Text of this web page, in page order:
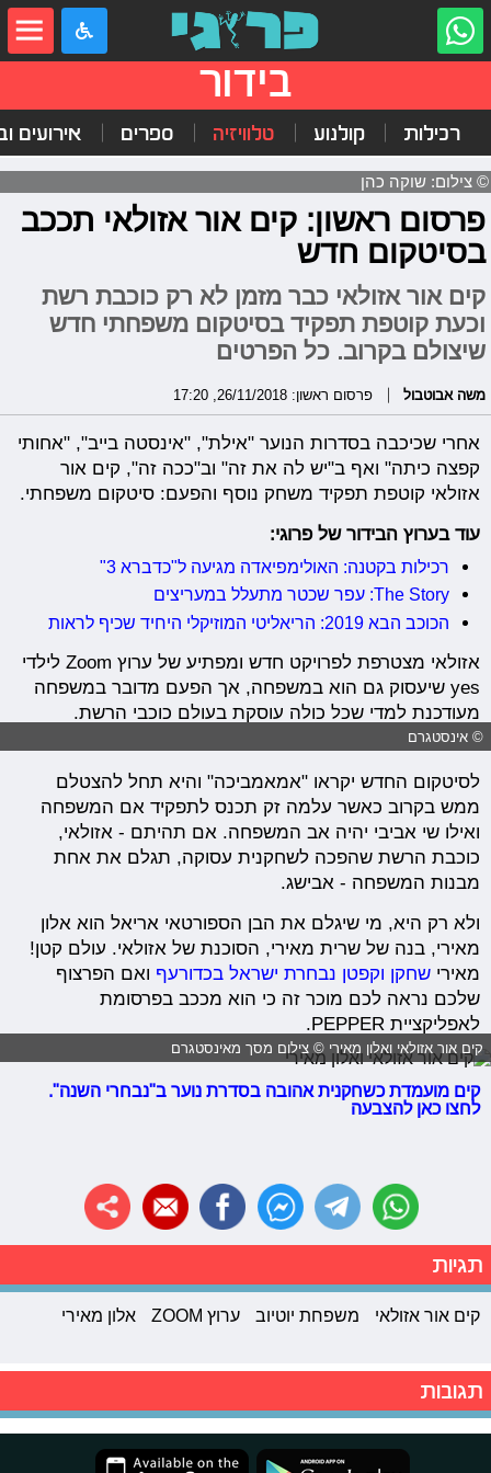
בידור
רכילות קולנוע טלוויזיה ספרים אירועים
© צילום: שוקה כהן
פרסום ראשון: קים אור אזולאי תככב
בסיטקום חדש
קים אור אזולאי כבר מזמן לא רק כוכבת רשת
וכעת קוטפת תפקיד בסיטקום משפחתי חדש
שיצולם בקרוב. כל הפרטים
משה אבוטבול פרסום ראשון: 26/11/2018, 17:20
אחרי שכיכבה בסדרות הנוער "אילת", "אינסטה בייב", "אחותי
קפצה כיתה" ואף ב"יש לה את זה" וב"ככה זה", קים אור
אזולאי קוטפת תפקיד משחק נוסף והפעם: סיטקום משפחתי.
עוד בערוץ הבידור של פרוגי:
רכילות בקטנה: האולימפיאדה מגיעה ל"כדברא 3"
The Story: עפר שכטר מתעלל במעריצים
הכוכב הבא 2019: הריאליטי המוזיקלי היחיד שכיף לראות
אזולאי מצטרפת לפרויקט חדש ומפתיע של ערוץ Zoom לילדי
yes שיעסוק גם הוא במשפחה, אך הפעם מדובר במשפחה
מעודכנת למדי שכל כולה עוסקת בעולם כוכבי הרשת.
© אינסטגרם
לסיטקום החדש יקראו "אמאמביכה" והיא תחל להצטלם
ממש בקרוב כאשר עלמה זק תכנס לתפקיד אם המשפחה
ואילו שי אביבי יהיה אב המשפחה. אם תהיתם - אזולאי,
כוכבת הרשת שהפכה לשחקנית עסוקה, תגלם את אחת
מבנות המשפחה - אבישג.
ולא רק היא, מי שיגלם את הבן הספורטאי אריאל הוא אלון
מאירי, בנה של שרית מאירי, הסוכנת של אזולאי. עולם קטן!
מאירישחקן וקפטן נבחרת ישראל בכדורעף ואם הפרצוף
שלכם נראה לכם מוכר זה כי הוא מככב בפרסומת
לאפליקציית PEPPER.
קים אור אזולאי ואלון מאירי © צילום מסך מאינסטגרם
קים מועמדת כשחקנית אהובה בסדרת נוער ב"נבחרי השנה".
לחצו כאן להצבעה
תגיות
קים אור אזולאי משפחת יוטיוב ערוץ ZOOM אלון מאירי
תגובות